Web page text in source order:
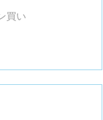
買い